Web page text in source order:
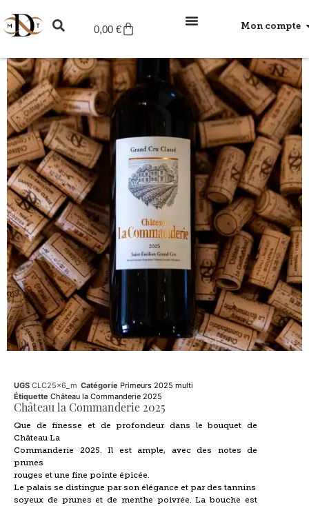
0,00 € Mon compte
UGS CLC25x6_m Catégorie Primeurs 2025 multi
Étiquette Château la Commanderie 2025
Château la Commanderie 2025
Que de finesse et de profondeur dans le bouquet de
Château La
Commanderie 2025. Il est ample, avec des notes de
prunes
rouges et une fine pointe épicée.
Le palais se distingue par son élégance et par des tannins
soyeux de prunes et de menthe poivrée. La bouche est